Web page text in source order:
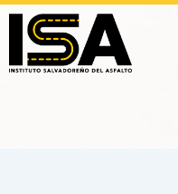
Skip
content